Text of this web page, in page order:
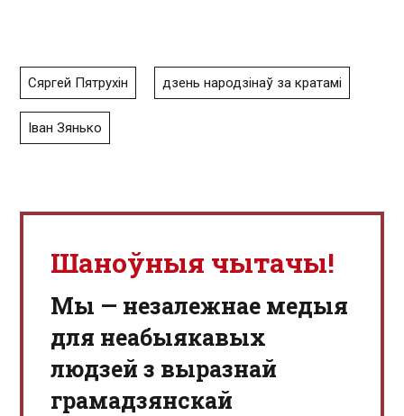
Сяргей Пятрухін дзень народзінаў за кратамі
Іван Зянько
Шаноўныя чытачы!
Мы — незалежнае медыя
для неабыякавых
людзей з выразнай
грамадзянскай